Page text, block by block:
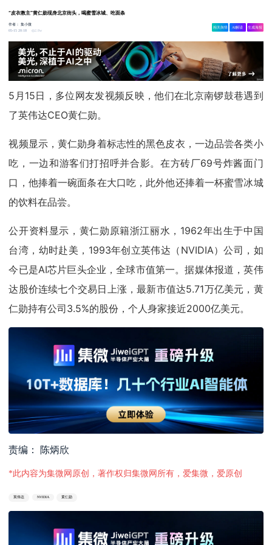
“皮衣教主”黄仁勋现身北京街头，喝蜜雪冰城、吃面条
作者：集小微
05-15 20:18
2.8w
相关舆情 AI解读 生成海报
5月15日，多位网友发视频反映，他们在北京南锣鼓巷遇到
了英伟达CEO黄仁勋。
视频显示，黄仁勋身着标志性的黑色皮衣，一边品尝各类小
吃，一边和游客们打招呼并合影。在方砖厂69号炸酱面门
口，他捧着一碗面条在大口吃，此外他还捧着一杯蜜雪冰城
的饮料在品尝。
公开资料显示，黄仁勋原籍浙江丽水，1962年出生于中国
台湾，幼时赴美，1993年创立英伟达（NVIDIA）公司，如
今已是AI芯片巨头企业，全球市值第一。据媒体报道，英伟
达股价连续七个交易日上涨，最新市值达5.71万亿美元，黄
仁勋持有公司3.5%的股份，个人身家接近2000亿美元。
责编： 陈炳欣
*此内容为集微网原创，著作权归集微网所有，爱集微，爱原创
英伟达 NVIDIA 黄仁勋